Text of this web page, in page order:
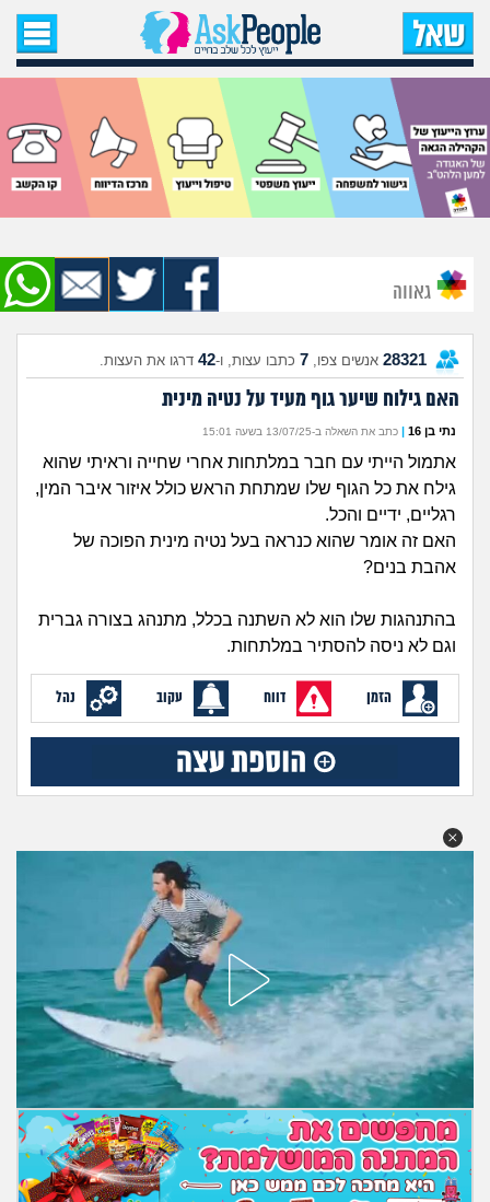
עמוד הבית
שאל שאלה
שאלות חדשות
שאלות שעוררו עניין
עצות חדשות
מתחם הטיפים
מדורים
זוגיות
היריון ולידה
מהבקו"ם... ועד מתי?!
לימודים וסטודנטים
חברים ואנשים
בית, שכנים ושותפים
מה שעובר עליי
שומרים על הגוף
פיננסי וכלכלה
בין הסדינים
חיפוש שאלות
הרשמה | התחברות
גאווה
28321 אנשים צפו, 7 כתבו עצות, ו-42 דרגו את העצות.
האם גילוח שיער גוף מעיד על נטיה מינית
נתי בן 16 | כתב את השאלה ב-13/07/25 בשעה 15:01
אתמול הייתי עם חבר במלתחות אחרי שחייה וראיתי שהוא
גילח את כל הגוף שלו שמתחת הראש כולל איזור איבר המין,
רגליים, ידיים והכל.
האם זה אומר שהוא כנראה בעל נטיה מינית הפוכה של
אהבת בנים?
בהתנהגות שלו הוא לא השתנה בכלל, מתנהג בצורה גברית
וגם לא ניסה להסתיר במלתחות.
הזמן דווח עקוב נהל